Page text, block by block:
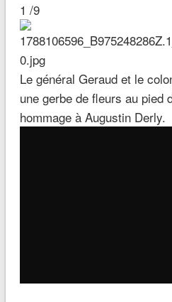
1 /9
Le général Geraud et le
une gerbe de fleurs au pied
hommage à Augustin Derly.